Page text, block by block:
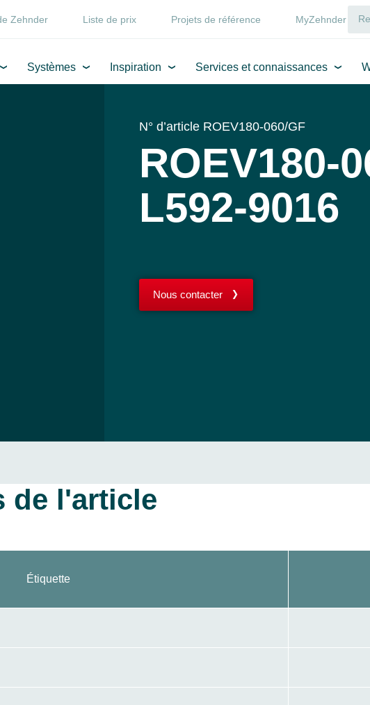
Zehnder Liste de prix Projets de référence MyZehnder
Systèmes Inspiration Services et connaissances
N° d’article ROEV180-060/GF
ROEV180-
L592-9016
Nous contacter
de l'article
Étiquette